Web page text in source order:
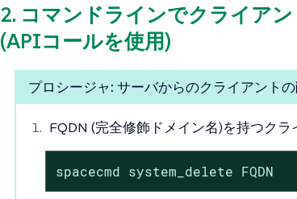
2. コマンドラインでクライア
(APIコールを使用)
プロシージャ: サーバからのクライアント
FQDN (完全修飾ドメイン名)を持つク
spacecmd system_delete FQDN